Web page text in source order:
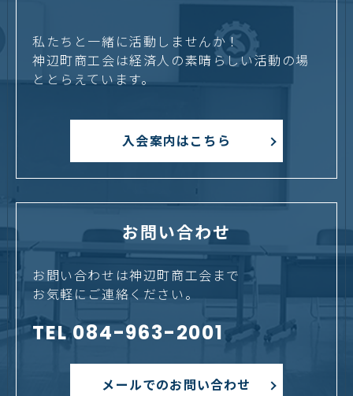
私たちと一緒に活動しませんか！
神辺町商工会は経済人の素晴らしい活動の場
ととらえています。
入会案内はこちら
お問い合わせ
お問い合わせは神辺町商工会まで
お気軽にご連絡ください。
TEL 084-963-2001
メールでのお問い合わせ